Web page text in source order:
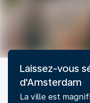
Laissez-vous
d'Amsterdam
La ville est